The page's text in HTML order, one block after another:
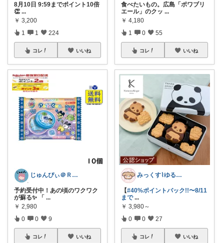
8月10日 9:59までポイント10倍
👏 ...
￥ 3,200
1 1 224
コレ いいね
じゅんぴぃ＠ＲＯＯＭ
予約受付中！あの頃のワクワク
が蘇る✨ 「 ...
￥ 2,980
0 0 9
コレ いいね
食べたいもの。広島「ポワブリ
エール」のクッ ...
￥ 4,180
1 0 55
コレ いいね
みっくす⌇ゆる暮らし𓂃𖠿
【#40%ポイントバック!!〜8/11
まで ...
￥ 3,980～
0 0 27
コレ いいね